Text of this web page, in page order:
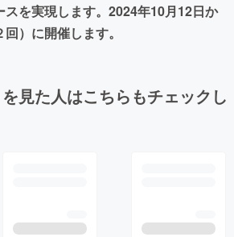
スを実現します。2024年10月12日か
）に開催します。
見た人はこちらもチェックし